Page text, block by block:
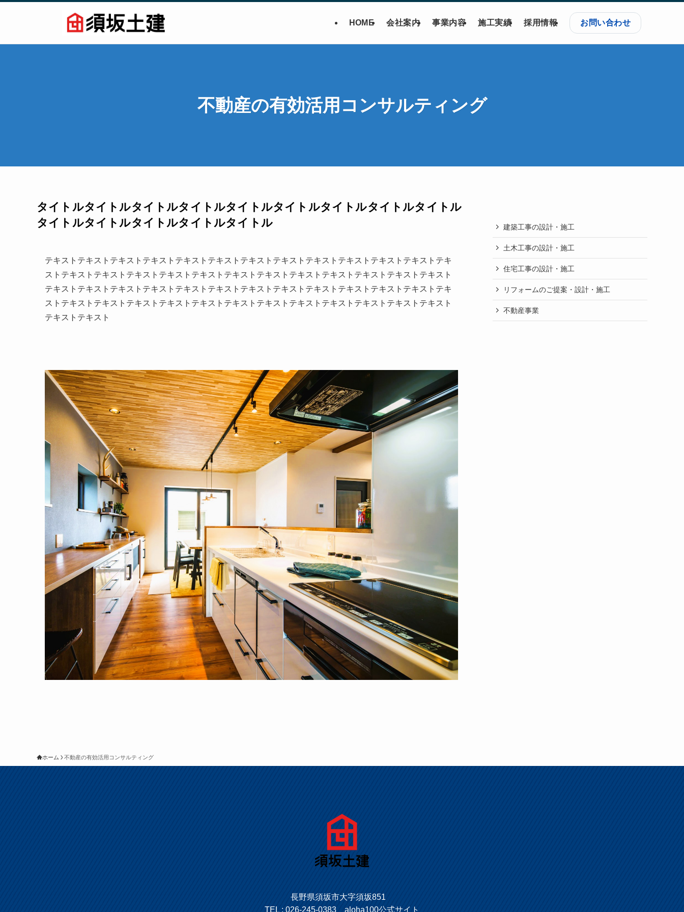
HOME 会社案内 事業内容 施工実績 採用情報 お問い合わせ
不動産の有効活用コンサルティング
タイトルタイトルタイトルタイトルタイトルタイトルタイトルタイトルタイトル
タイトルタイトルタイトルタイトルタイトル
テキストテキストテキストテキストテキストテキストテキストテキストテキストテキストテキストテキストテキ
ストテキストテキストテキストテキストテキストテキストテキストテキストテキストテキストテキストテキスト
テキストテキストテキストテキストテキストテキストテキストテキストテキストテキストテキストテキストテキ
ストテキストテキストテキストテキストテキストテキストテキストテキストテキストテキストテキストテキスト
テキストテキスト
建築工事の設計・施工
土木工事の設計・施工
住宅工事の設計・施工
リフォームのご提案・設計・施工
不動産事業
ホーム 不動産の有効活用コンサルティング
長野県須坂市大字須坂851
TEL : 026-245-0383 aloha100公式サイト